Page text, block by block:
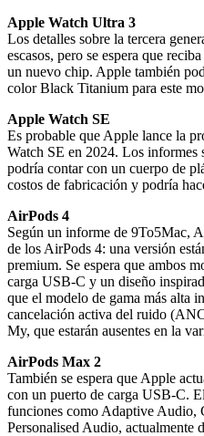
Apple Watch Ultra 3
Los detalles sobre la tercera
escasos, pero se espera que
un nuevo chip. Apple también
color Black Titanium para este
Apple Watch SE
Es probable que Apple lance la
Watch SE en 2024. Los informes
podría contar con un cuerpo de
costos de fabricación y podría
AirPods 4
Según un informe de 9To5Mac,
de los AirPods 4: una versión
premium. Se espera que ambos
carga USB-C y un diseño
que el modelo de gama más alta
cancelación activa del ruido
My, que estarán ausentes en la
AirPods Max 2
También se espera que Apple
con un puerto de carga USB-C.
funciones como Adaptive Audio,
Personalised Audio, actualmente